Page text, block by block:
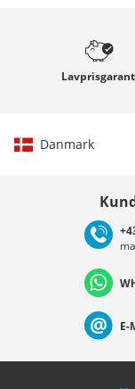
Danmark
Deutschland
Nederland
E-